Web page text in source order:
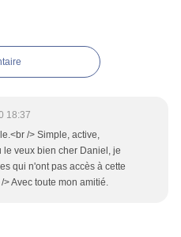
18:37
/> Simple, active,
le veux bien cher Daniel, je
qui n'ont pas accès à cette
Avec toute mon amitié.